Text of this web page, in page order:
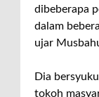
dibeberapa
dalam
ujar
Dia
tokoh